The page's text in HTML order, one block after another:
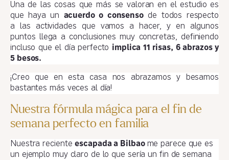
Una de las cosas que más se valoran en el estudio es
que haya un acuerdo o consenso de todos respecto
a las actividades que vamos a hacer, y en algunos
puntos llega a conclusiones muy concretas, definiendo
incluso que el día perfecto implica 11 risas, 6 abrazos y
5 besos.
¡Creo que en esta casa nos abrazamos y besamos
bastantes más veces al día!
Nuestra fórmula mágica para el fin de
semana perfecto en familia
Nuestra recienteescapada a Bilbao me parece que es
un ejemplo muy claro de lo que sería un fin de semana